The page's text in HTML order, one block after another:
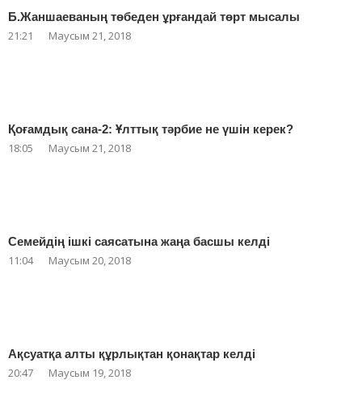
Б.Жаншаеваның төбеден ұрғандай төрт мысалы
21:21 Маусым 21, 2018
Қоғамдық сана-2: Ұлттық тәрбие не үшін керек?
18:05 Маусым 21, 2018
Семейдің ішкі саясатына жаңа басшы келді
11:04 Маусым 20, 2018
Ақсуатқа алты құрлықтан қонақтар келді
20:47 Маусым 19, 2018